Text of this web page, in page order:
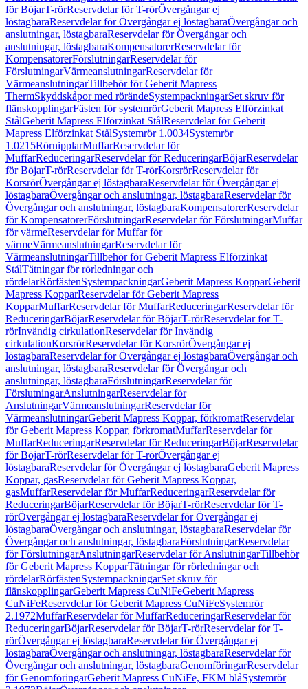
för BöjarT-rörReservdelar för T-rörÖvergångar ej
löstagbaraReservdelar för Övergångar ej löstagbaraÖvergångar och
anslutningar, löstagbaraReservdelar för Övergångar och
anslutningar, löstagbaraKompensatorerReservdelar för
KompensatorerFörslutningarReservdelar för
FörslutningarVärmeanslutningarReservdelar för
VärmeanslutningarTillbehör för Geberit Mapress
ThermSkyddskåpor med rörändeSystempackningarSet skruv för
flänskopplingarFästen för systemrörGeberit Mapress Elförzinkat
StålGeberit Mapress Elförzinkat StålReservdelar för Geberit
Mapress Elförzinkat StålSystemrör 1.0034Systemrör
1.0215RörnipplarMuffarReservdelar för
MuffarReduceringarReservdelar för ReduceringarBöjarReservdelar
för BöjarT-rörReservdelar för T-rörKorsrörReservdelar för
KorsrörÖvergångar ej löstagbaraReservdelar för Övergångar ej
löstagbaraÖvergångar och anslutningar, löstagbaraReservdelar för
Övergångar och anslutningar, löstagbaraKompensatorerReservdelar
för KompensatorerFörslutningarReservdelar för FörslutningarMuffar
för värmeReservdelar för Muffar för
värmeVärmeanslutningarReservdelar för
VärmeanslutningarTillbehör för Geberit Mapress Elförzinkat
StålTätningar för rörledningar och
rördelarRörfästenSystempackningarGeberit Mapress KopparGeberit
Mapress KopparReservdelar för Geberit Mapress
KopparMuffarReservdelar för MuffarReduceringarReservdelar för
ReduceringarBöjarReservdelar för BöjarT-rörReservdelar för T-
rörInvändig cirkulationReservdelar för Invändig
cirkulationKorsrörReservdelar för KorsrörÖvergångar ej
löstagbaraReservdelar för Övergångar ej löstagbaraÖvergångar och
anslutningar, löstagbaraReservdelar för Övergångar och
anslutningar, löstagbaraFörslutningarReservdelar för
FörslutningarAnslutningarReservdelar för
AnslutningarVärmeanslutningarReservdelar för
VärmeanslutningarGeberit Mapress Koppar, förkromatReservdelar
för Geberit Mapress Koppar, förkromatMuffarReservdelar för
MuffarReduceringarReservdelar för ReduceringarBöjarReservdelar
för BöjarT-rörReservdelar för T-rörÖvergångar ej
löstagbaraReservdelar för Övergångar ej löstagbaraGeberit Mapress
Koppar, gasReservdelar för Geberit Mapress Koppar,
gasMuffarReservdelar för MuffarReduceringarReservdelar för
ReduceringarBöjarReservdelar för BöjarT-rörReservdelar för T-
rörÖvergångar ej löstagbaraReservdelar för Övergångar ej
löstagbaraÖvergångar och anslutningar, löstagbaraReservdelar för
Övergångar och anslutningar, löstagbaraFörslutningarReservdelar
för FörslutningarAnslutningarReservdelar för AnslutningarTillbehör
för Geberit Mapress KopparTätningar för rörledningar och
rördelarRörfästenSystempackningarSet skruv för
flänskopplingarGeberit Mapress CuNiFeGeberit Mapress
CuNiFeReservdelar för Geberit Mapress CuNiFeSystemrör
2.1972MuffarReservdelar för MuffarReduceringarReservdelar för
ReduceringarBöjarReservdelar för BöjarT-rörReservdelar för T-
rörÖvergångar ej löstagbaraReservdelar för Övergångar ej
löstagbaraÖvergångar och anslutningar, löstagbaraReservdelar för
Övergångar och anslutningar, löstagbaraGenomföringarReservdelar
för GenomföringarGeberit Mapress CuNiFe, FKM blåSystemrör